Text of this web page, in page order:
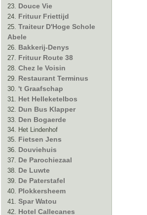
Douce Vie
Frituur Friettijd
Traiteur D'Hoge Schole
Abele
Bakkerij-Denys
Frituur Route 38
Chez le Voisin
Restaurant Terminus
't Graafschap
Het Helleketelbos
Dun Bus Klapper
Den Bogaerde
Het Lindenhof
Fietsen Jens
Douviehuis
De Parochiezaal
De Luwte
De Paterstafel
Plokkersheem
Spar Watou
Hotel Callecanes